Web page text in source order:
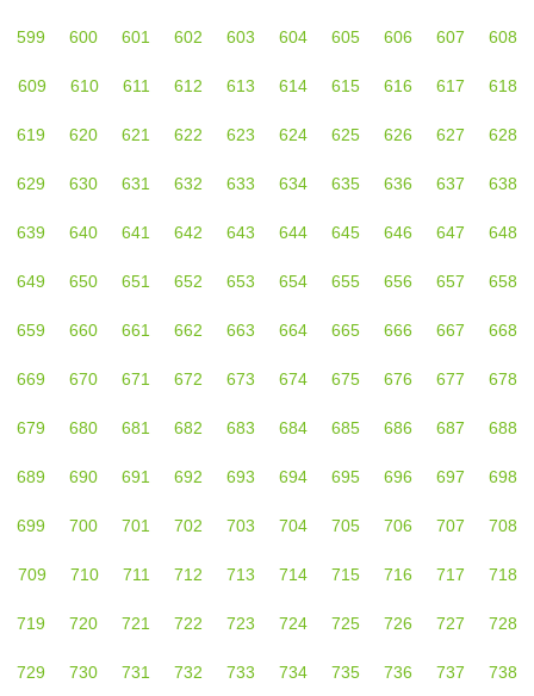
599 600 601 602 603 604 605 606 607 608
609 610 611 612 613 614 615 616 617 618
619 620 621 622 623 624 625 626 627 628
629 630 631 632 633 634 635 636 637 638
639 640 641 642 643 644 645 646 647 648
649 650 651 652 653 654 655 656 657 658
659 660 661 662 663 664 665 666 667 668
669 670 671 672 673 674 675 676 677 678
679 680 681 682 683 684 685 686 687 688
689 690 691 692 693 694 695 696 697 698
699 700 701 702 703 704 705 706 707 708
709 710 711 712 713 714 715 716 717 718
719 720 721 722 723 724 725 726 727 728
729 730 731 732 733 734 735 736 737 738